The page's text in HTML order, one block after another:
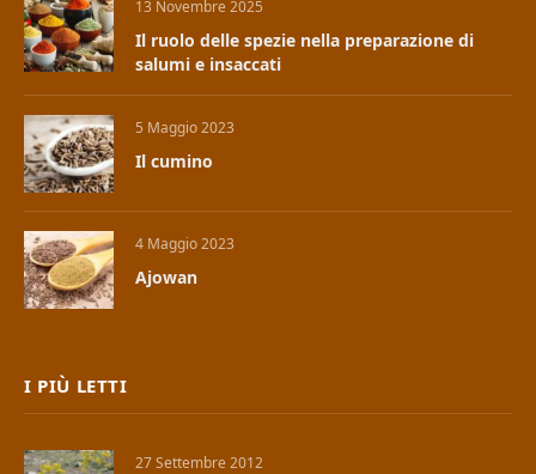
13 Novembre 2025
Il ruolo delle spezie nella preparazione di
salumi e insaccati
5 Maggio 2023
Il cumino
4 Maggio 2023
Ajowan
I PIÙ LETTI
27 Settembre 2012